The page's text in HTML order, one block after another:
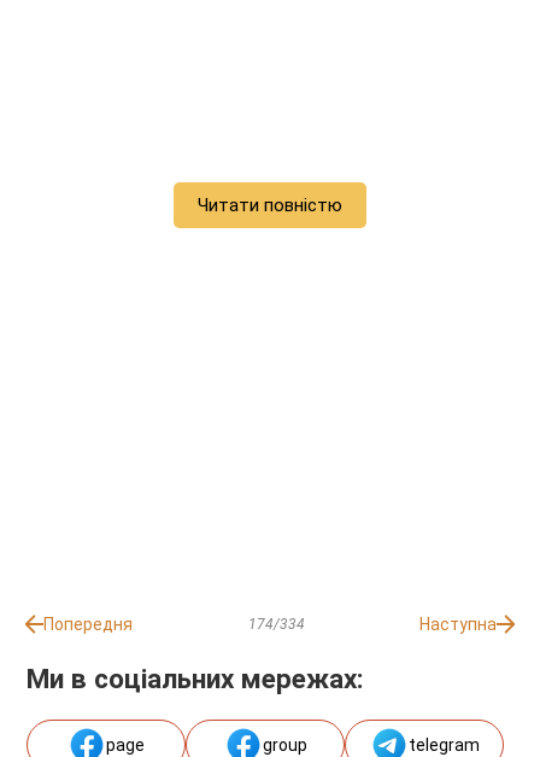
Читати повністю
Попередня 174/334 Наступна
Ми в соціальних мережах:
page group telegram